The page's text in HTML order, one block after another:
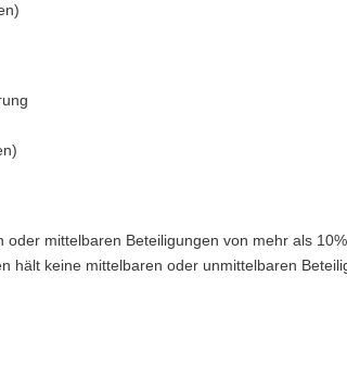
mittelbaren Beteiligungen von mehr als
hält keine mittelbaren oder unmittelbaren